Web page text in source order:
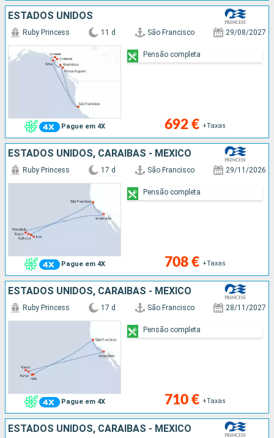
ESTADOS UNIDOS
Pague em 4X
Ruby Princess 11 d São Francisco 29/08/2027
692 € +Taxas
Pensão completa
ESTADOS UNIDOS, CARAIBAS - MEXICO
Pague em 4X
Ruby Princess 17 d São Francisco 29/11/2026
708 € +Taxas
Pensão completa
ESTADOS UNIDOS, CARAIBAS - MEXICO
Pague em 4X
Ruby Princess 17 d São Francisco 28/11/2027
710 € +Taxas
Pensão completa
ESTADOS UNIDOS, CARAIBAS - MEXICO